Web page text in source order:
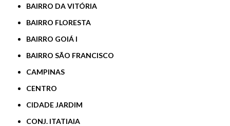
BAIRRO DA VITÓRIA
BAIRRO FLORESTA
BAIRRO GOIÁ I
BAIRRO SÃO FRANCISCO
CAMPINAS
CENTRO
CIDADE JARDIM
CONJ. ITATIAIA